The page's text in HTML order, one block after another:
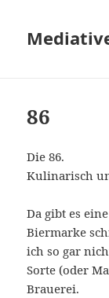
86
Die 86.
Kulinarisch
Da gibt es
Biermarke
ich so gar
Sorte (oder
Brauerei.